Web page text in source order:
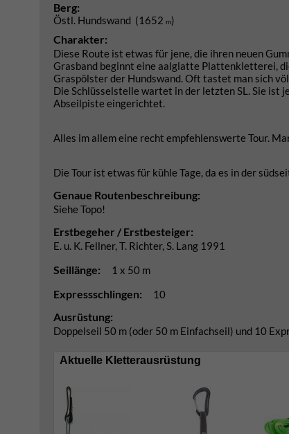
Berg:
Östl. Hundswand (1652 m)
Charakter:
Diese Route ist etwas für jene, die ihren neuen
Grasband beginnt eine aalglatte Plattenkletterei,
Graspölster der Hundswand. Oft tastet man sich
Die Schlüsselstelle wartet in der letzten SL. Sie ist
Abseilpiste eingerichtet.
Alles im allem eine recht empfehlenswerte Tour.
Die Tour ist etwas für kühle Tage, da es in der
Genaue Routenbeschreibung:
Siehe Topo!
Erstbegeher / Erstbesteiger:
E. u. K. Fellner, T. Richter, S. Lang 1991
Seillänge: 1 x 50 m
Expressschlingen: 10
Ausrüstung:
Doppelseil 50 m (oder 50 m Einfachseil) und 10
Aktuelle Kletterausrüstung